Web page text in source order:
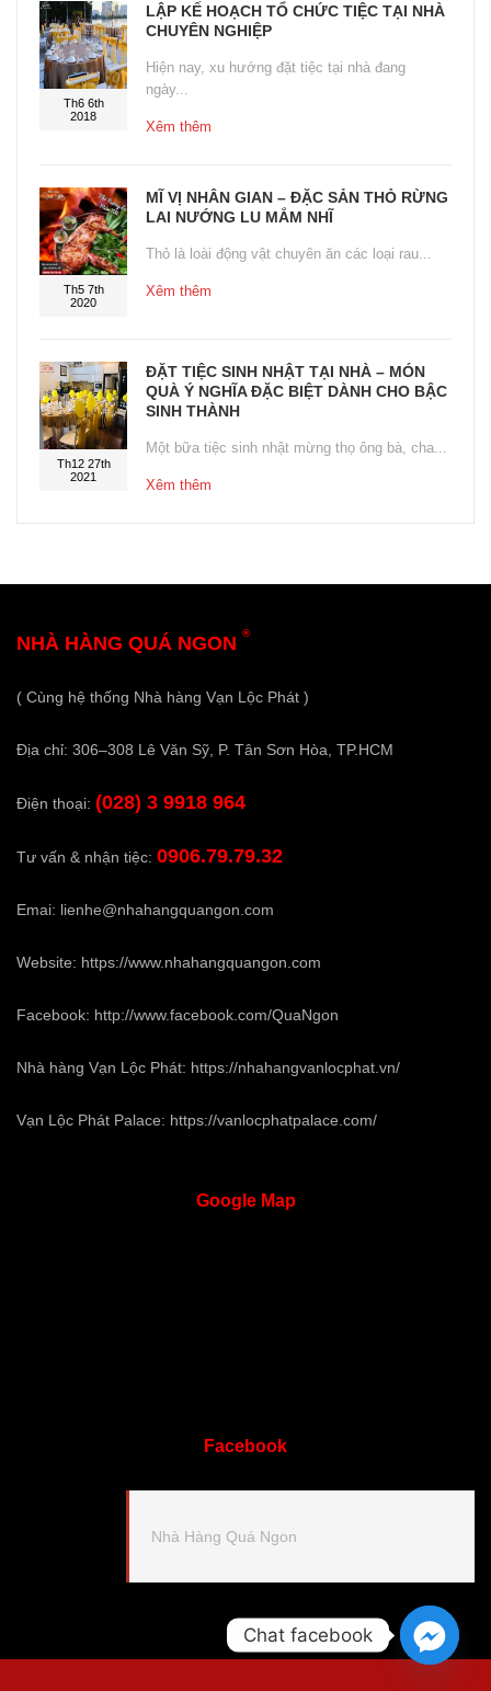
Th6 6th
2018
LẬP KẾ HOẠCH TỔ CHỨC TIỆC TẠI NHÀ
CHUYÊN NGHIỆP
Hiện nay, xu hướng đặt tiệc tại nhà đang
ngày...
Xêm thêm
Th5 7th
2020
MĨ VỊ NHÂN GIAN – ĐẶC SẢN THỎ RỪNG
LAI NƯỚNG LU MẮM NHĨ
Thỏ là loài động vật chuyên ăn các loại rau...
Xêm thêm
Th12 27th
2021
ĐẶT TIỆC SINH NHẬT TẠI NHÀ – MÓN
QUÀ Ý NGHĨA ĐẶC BIỆT DÀNH CHO BẬC
SINH THÀNH
Một bữa tiệc sinh nhật mừng thọ ông bà, cha...
Xêm thêm
NHÀ HÀNG QUÁ NGON ®
( Cùng hệ thống Nhà hàng Vạn Lộc Phát )
Địa chỉ: 306–308 Lê Văn Sỹ, P. Tân Sơn Hòa, TP.HCM
Điện thoại: (028) 3 9918 964
Tư vấn & nhận tiệc: 0906.79.79.32
Emai: lienhe@nhahangquangon.com
Website: https://www.nhahangquangon.com
Facebook: http://www.facebook.com/QuaNgon
Nhà hàng Vạn Lộc Phát: https://nhahangvanlocphat.vn/
Vạn Lộc Phát Palace: https://vanlocphatpalace.com/
GoogleMap
Facebook
Nhà Hàng Quá Ngon
Chat facebook